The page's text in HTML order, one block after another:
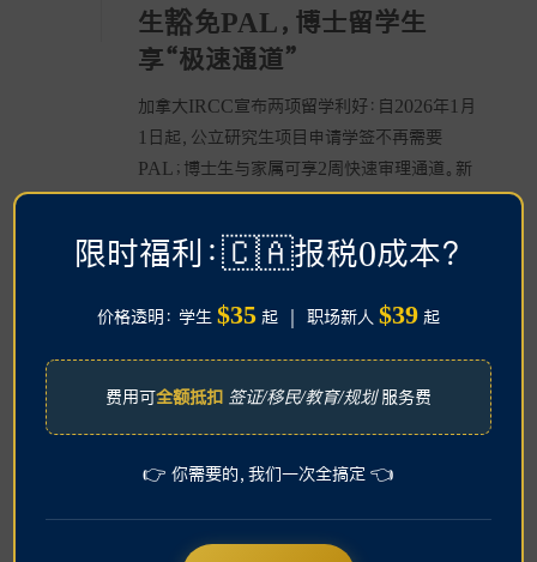
生豁免PAL，博士留学生
享“极速通道”
加拿大IRCC宣布两项留学利好：自2026年1月
1日起，公立研究生项目申请学签不再需要
PAL；博士生与家属可享2周快速审理通道。新
政将简化流程、加快高等教育签证审批。
READ MORE
限时福利：🇨🇦报税0成本？
价格透明： 学生 $35 起 ｜ 职场新人 $39 起
费用可全额抵扣 签证/移民/教育/规划服务费
👉 你需要的，我们一次全搞定 👈